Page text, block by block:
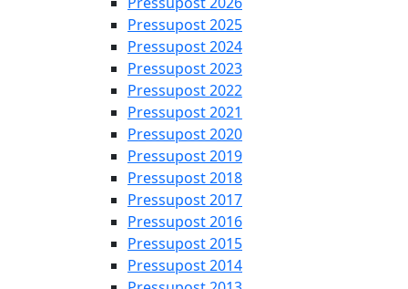
Pressupost 2025
Pressupost 2024
Pressupost 2023
Pressupost 2022
Pressupost 2021
Pressupost 2020
Pressupost 2019
Pressupost 2018
Pressupost 2017
Pressupost 2016
Pressupost 2015
Pressupost 2014